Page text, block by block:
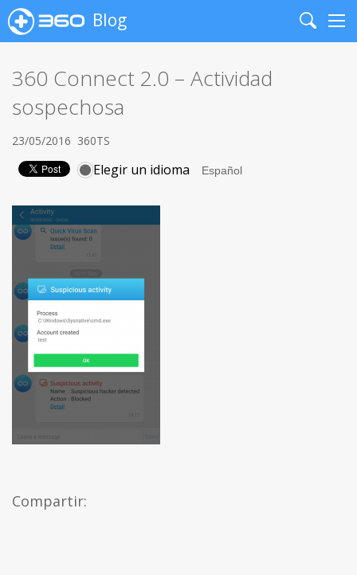
Blog
Search
360 Connect 2.0 – Actividad
sospechosa
23/05/2016 360TS
Elegir un idioma
Compartir: